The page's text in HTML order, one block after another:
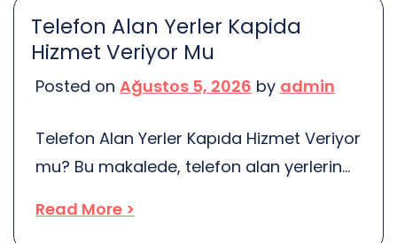
Telefon Alan Yerler Kapida
Hizmet Veriyor Mu
Posted on Ağustos 5, 2026 by admin
Telefon Alan Yerler Kapıda Hizmet Veriyor
mu? Bu makalede, telefon alan yerlerin
incelenecek. Müşterilerin ihtiyaçları,
Read More >